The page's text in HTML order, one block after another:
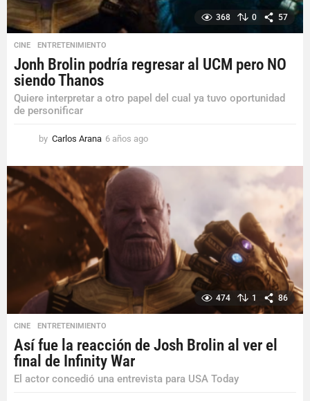
368 0 57
CINE ,ENTRETENIMIENTO
Jonh Brolin podría regresar al UCM pero NO
siendo Thanos
Quiere interpretar a otro papel del cual ya tuvo oportunidad
de personificar
by Carlos Arana 6 años ago
ñ
o
a
g
o
474 1 86
CINE ,ENTRETENIMIENTO
Así fue la reacción de Josh Brolin al ver el
final de Infinity War
El actor concedió una entrevista para USA Today